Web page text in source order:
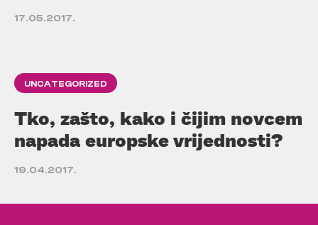
17.05.2017.
UNCATEGORIZED
Tko, zašto, kako i čijim novcem
napada europske vrijednosti?
19.04.2017.